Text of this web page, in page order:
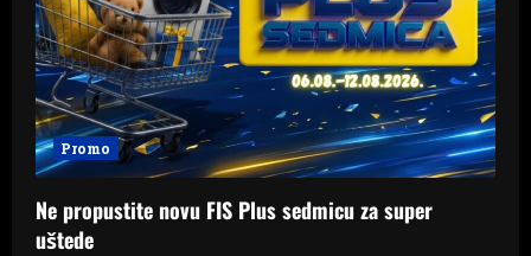
Promo
Ne propustite novu FIS Plus sedmicu za super
uštede